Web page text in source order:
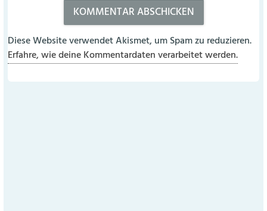
Diese Website verwendet Akismet, um Spam zu reduzieren.
Erfahre, wie deine Kommentardaten verarbeitet werden.